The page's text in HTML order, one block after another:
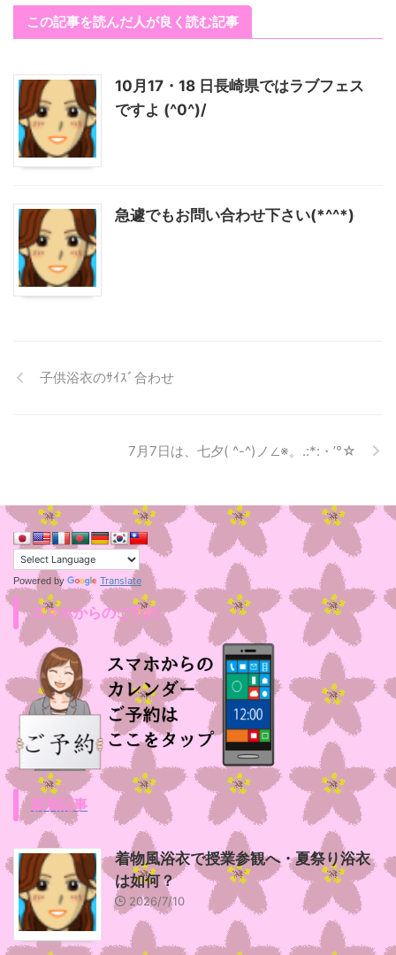
この記事を読んだ人が良く読む記事
10月17・18 日長崎県ではラブフェス
ですよ (^0^)/
急遽でもお問い合わせ下さい(*^^*)
子供浴衣のｻｲｽﾞ合わせ
7月7日は、七夕( ^-^)ノ∠※。.:*:・’°☆
Powered by Translate
スマホからのご予約
新着記事
着物風浴衣で授業参観へ・夏祭り浴衣
は如何？
2026/7/10